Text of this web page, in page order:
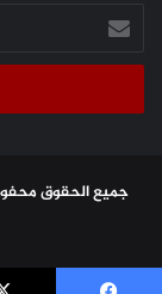
أدخل
بريدك
الإلكتروني
جميع الحقوق محفوظة